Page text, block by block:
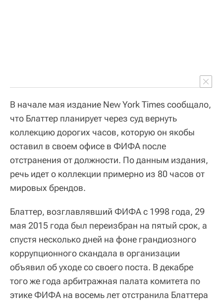
В начале мая издание New York Times сообщало,
что Блаттер планирует через суд вернуть
коллекцию дорогих часов, которую он якобы
оставил в своем офисе в ФИФА после
отстранения от должности. По данным издания,
речь идет о коллекции примерно из 80 часов от
мировых брендов.
Блаттер, возглавлявший ФИФА с 1998 года, 29
мая 2015 года был переизбран на пятый срок, а
спустя несколько дней на фоне грандиозного
коррупционного скандала в организации
объявил об уходе со своего поста. В декабре
того же года арбитражная палата комитета по
этике ФИФА на восемь лет отстранила Блаттера